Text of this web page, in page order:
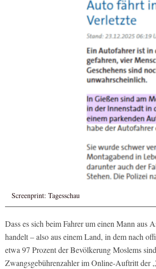
Screenprint: Tagesschau
Dass es sich beim Fahrer um einen Mann aus
handelt – also aus einem Land, in dem nach
etwa 97 Prozent der Bevölkerung Moslems
Zwangsgebührenzahler im Online-Auftritt der